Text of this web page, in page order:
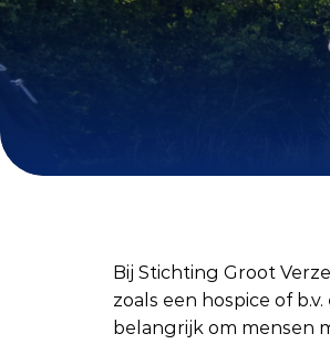
Bij Stichting Groot
zoals een hospice of
belangrijk om mensen